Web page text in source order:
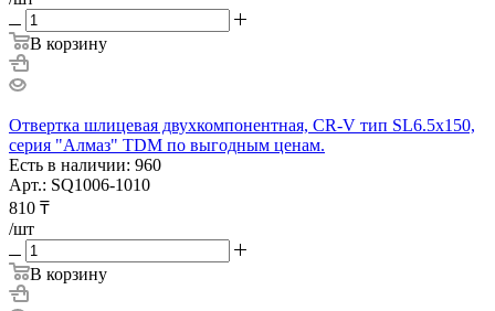
В корзину
Отвертка шлицевая двухкомпонентная, CR-V тип SL6.5x150,
серия "Алмаз" TDM по выгодным ценам.
Есть в наличии: 960
Арт.: SQ1006-1010
810 ₸
/шт
В корзину